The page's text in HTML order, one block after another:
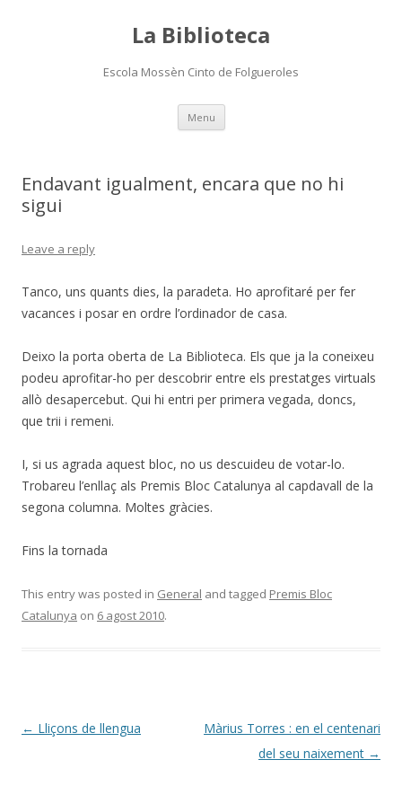
La Biblioteca
Escola Mossèn Cinto de Folgueroles
Menu Skip
content
Endavant igualment, encara que no hi
sigui
Leave a reply
Tanco, uns quants dies, la paradeta. Ho aprofitaré per fer
vacances i posar en ordre l’ordinador de casa.
Deixo la porta oberta de La Biblioteca. Els que ja la coneixeu
podeu aprofitar-ho per descobrir entre els prestatges virtuals
allò desapercebut. Qui hi entri per primera vegada, doncs,
que trii i remeni.
I, si us agrada aquest bloc, no us descuideu de votar-lo.
Trobareu l’enllaç als Premis Bloc Catalunya al capdavall de la
segona columna. Moltes gràcies.
Fins la tornada
This entry was posted in General and tagged Premis Bloc
Catalunya on 6 agost 2010.
Post
← Lliçons de llengua
Màrius Torres : en el centenari
del seu naixement →